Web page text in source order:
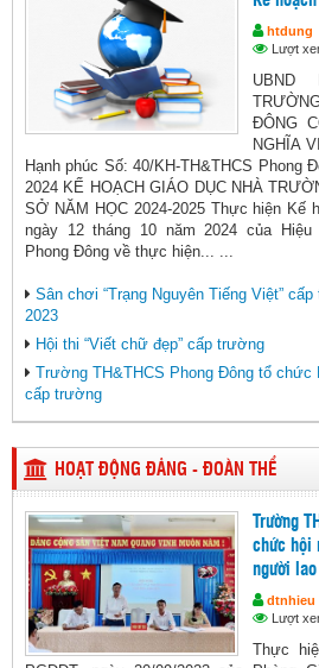
htdung
Lượt
UBND
ĐÔNG
NGHĨA
Hạnh phúc Số: 40/KH-TH&THCS Phong
2024 KẾ HOẠCH GIÁO DỤC NHÀ
SỞ NĂM HỌC 2024-2025 Thực hiện Kế
ngày 12 tháng 10 năm 2024 của
Phong Đông về thực hiện... ...
Sân chơi “Trạng Nguyên Tiếng Việt”
2023
Hội thi “Viết chữ đẹp” cấp trường
Trường TH&THCS Phong Đông tổ chức
cấp trường
HOẠT ĐỘNG ĐẢNG - ĐOÀN THỂ
Trường
chức hội
người
dtnhieu
Lượt
Thực